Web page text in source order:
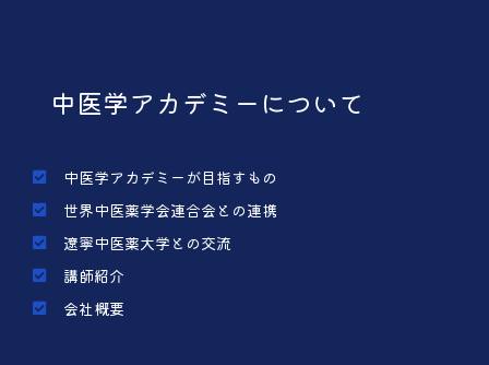
中医学アカデミーについて
中医学アカデミーが目指すもの
世界中医薬学会連合会との連携
遼寧中医薬大学との交流
講師紹介
会社概要